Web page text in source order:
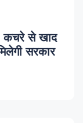
से खाद
सरकार